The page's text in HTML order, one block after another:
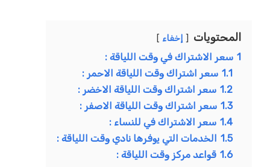
المحتويات إخفاء
سعر الاشتراك في وقت اللياقة :
سعر اشتراك وقت اللياقة الاحمر :
1.2 سعر اشتراك وقت اللياقة الاخضر :
1.3 سعر اشتراك وقت اللياقة الاصفر :
1.4 سعر الاشتراك في للنساء :
1.5 الخدمات التي يوفرها نادي وقت اللياقة :
1.6 قواعد مركز وقت اللياقة :